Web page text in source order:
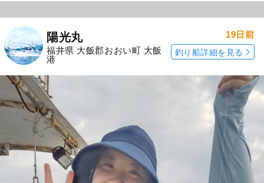
陽光丸
福井県 大飯郡おおい町 大飯
港
19日前
釣り船詳細を見る